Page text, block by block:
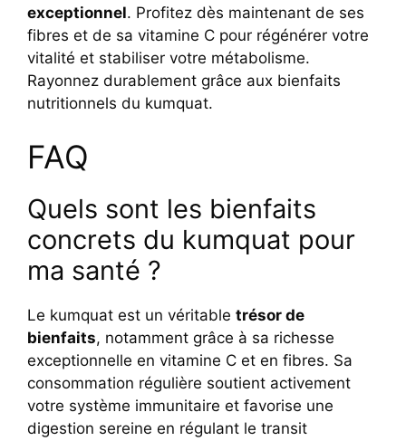
exceptionnel. Profitez dès maintenant de ses
fibres et de sa vitamine C pour régénérer votre
vitalité et stabiliser votre métabolisme.
Rayonnez durablement grâce aux bienfaits
nutritionnels du kumquat.
FAQ
Quels sont les bienfaits
concrets du kumquat pour
ma santé ?
Le kumquat est un véritable trésor de
bienfaits, notamment grâce à sa richesse
exceptionnelle en vitamine C et en fibres. Sa
consommation régulière soutient activement
votre système immunitaire et favorise une
digestion sereine en régulant le transit